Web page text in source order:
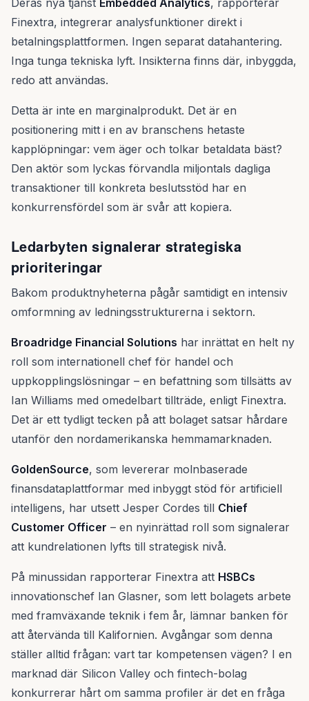
Deras nya tjänst Embedded Analytics, rapporterar
Finextra, integrerar analysfunktioner direkt i
betalningsplattformen. Ingen separat datahantering.
Inga tunga tekniska lyft. Insikterna finns där, inbyggda,
redo att användas.
Detta är inte en marginalprodukt. Det är en
positionering mitt i en av branschens hetaste
kapplöpningar: vem äger och tolkar betaldata bäst?
Den aktör som lyckas förvandla miljontals dagliga
transaktioner till konkreta beslutsstöd har en
konkurrensfördel som är svår att kopiera.
Ledarbyten signalerar strategiska
prioriteringar
Bakom produktnyheterna pågår samtidigt en intensiv
omformning av ledningsstrukturerna i sektorn.
Broadridge Financial Solutions har inrättat en helt ny
roll som internationell chef för handel och
uppkopplingslösningar – en befattning som tillsätts av
Ian Williams med omedelbart tillträde, enligt Finextra.
Det är ett tydligt tecken på att bolaget satsar hårdare
utanför den nordamerikanska hemmamarknaden.
GoldenSource, som levererar molnbaserade
finansdataplattformar med inbyggt stöd för artificiell
intelligens, har utsett Jesper Cordes till Chief
Customer Officer – en nyinrättad roll som signalerar
att kundrelationen lyfts till strategisk nivå.
På minussidan rapporterar Finextra att HSBCs
innovationschef Ian Glasner, som lett bolagets arbete
med framväxande teknik i fem år, lämnar banken för
att återvända till Kalifornien. Avgångar som denna
ställer alltid frågan: vart tar kompetensen vägen? I en
marknad där Silicon Valley och fintech-bolag
konkurrerar hårt om samma profiler är det en fråga